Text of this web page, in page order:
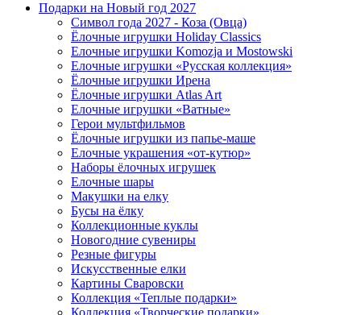
Подарки на Новый год 2027
Символ года 2027 - Коза (Овца)
Ёлочные игрушки Holiday Classics
Елочные игрушки Komozja и Mostowski
Елочные игрушки «Русская коллекция»
Ёлочные игрушки Ирена
Ёлочные игрушки Atlas Art
Елочные игрушки «Ватные»
Герои мультфильмов
Ёлочные игрушки из папье-маше
Елочные украшения «от-кутюр»
Наборы ёлочных игрушек
Елочные шары
Макушки на елку
Бусы на ёлку
Коллекционные куклы
Новогодние сувениры
Резные фигуры
Искусственные елки
Картины Сваровски
Коллекция «Теплые подарки»
Коллекция «Творческие подарки»